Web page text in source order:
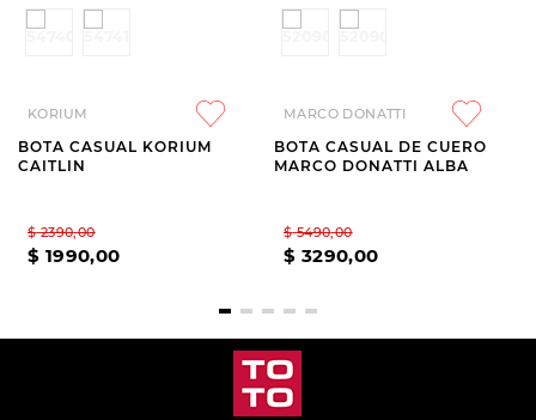
KORIUM
BOTA CASUAL KORIUM
CAITLIN
$ 2390,00
$ 1990,00
MARCO DONATTI
BOTA CASUAL DE CUERO
MARCO DONATTI ALBA
$ 5490,00
$ 3290,00